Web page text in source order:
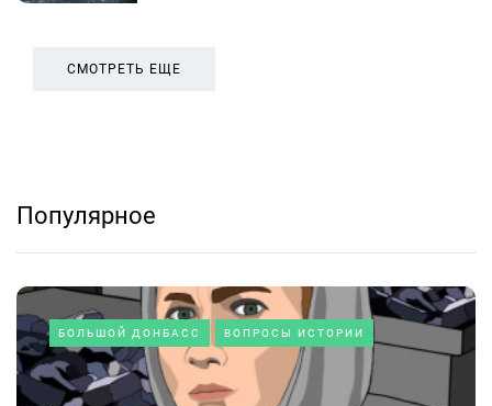
СМОТРЕТЬ ЕЩЕ
Популярное
БОЛЬШОЙ ДОНБАСС ВОПРОСЫ ИСТОРИИ